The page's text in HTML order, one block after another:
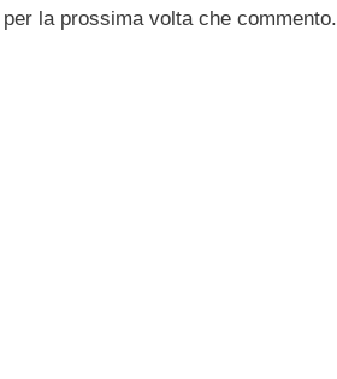
la prossima volta che commento.